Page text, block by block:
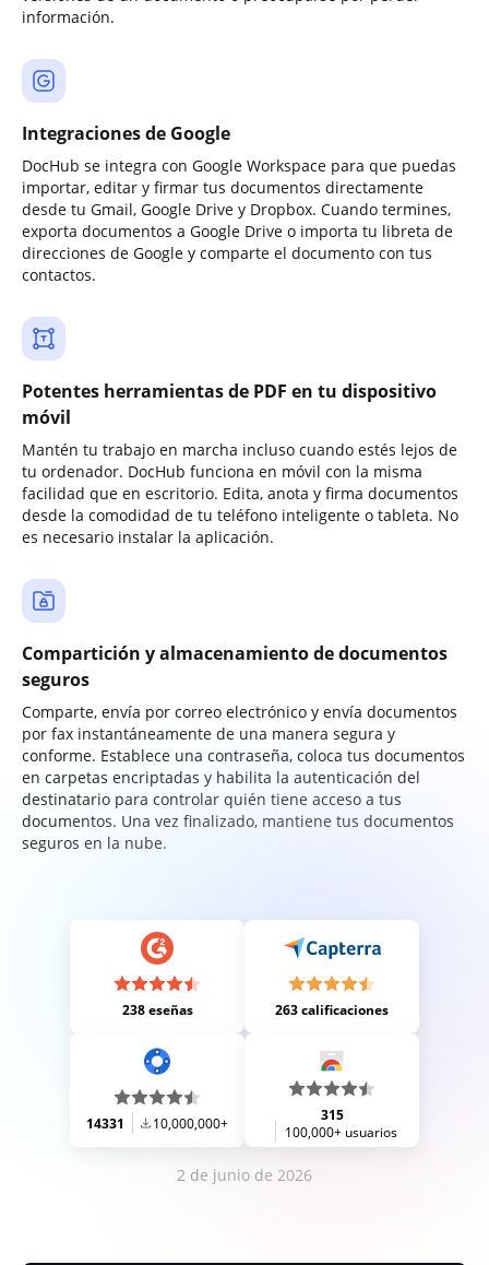
información.
Integraciones de Google
DocHub se integra con Google Workspace para que puedas
importar, editar y firmar tus documentos directamente
desde tu Gmail, Google Drive y Dropbox. Cuando termines,
exporta documentos a Google Drive o importa tu libreta de
direcciones de Google y comparte el documento con tus
contactos.
Potentes herramientas de PDF en tu dispositivo
móvil
Mantén tu trabajo en marcha incluso cuando estés lejos de
tu ordenador. DocHub funciona en móvil con la misma
facilidad que en escritorio. Edita, anota y firma documentos
desde la comodidad de tu teléfono inteligente o tableta. No
es necesario instalar la aplicación.
Compartición y almacenamiento de documentos
seguros
Comparte, envía por correo electrónico y envía documentos
por fax instantáneamente de una manera segura y
conforme. Establece una contraseña, coloca tus documentos
en carpetas encriptadas y habilita la autenticación del
destinatario para controlar quién tiene acceso a tus
documentos. Una vez finalizado, mantiene tus documentos
seguros en la nube.
238 eseñas 263 calificaciones
14331 10,000,000+
315
100,000+ usuarios
2 de junio de 2026